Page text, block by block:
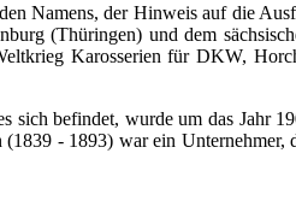
Namens, der Hinweis auf die
(Thüringen) und dem
Karosserien für DKW,
sich befindet, wurde um das Jahr
- 1893) war ein Unternehmer,